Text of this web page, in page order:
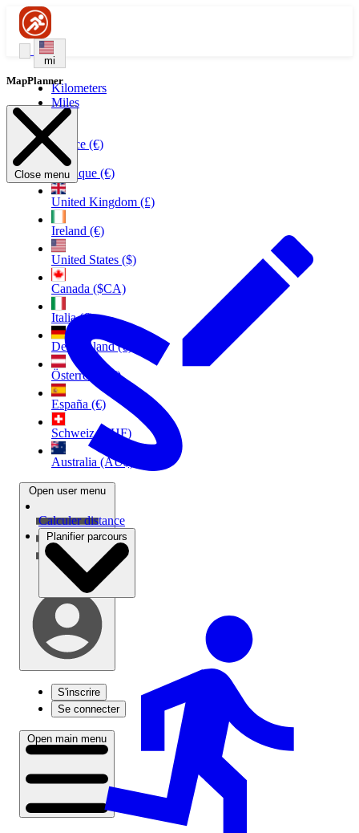
mi
Kilometers
Miles
France (€)
Belgique (€)
United Kingdom (£)
Ireland (€)
United States ($)
Canada ($CA)
Italia (€)
Deutschland (€)
Österreich (€)
España (€)
Schweiz (CHF)
Australia (AU$)
Open user menu
S'inscrire
Se connecter
Open main menu
MapPlanner
Close menu
Calculer distance
Planifier parcours